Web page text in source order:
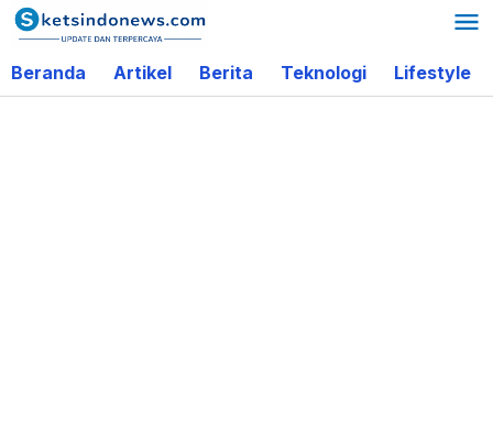
Lewati
ke
konten
Beranda Artikel Berita Teknologi Lifestyle